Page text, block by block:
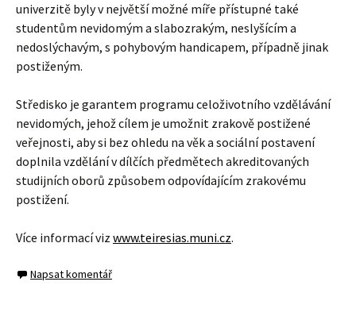
univerzitě byly v největší možné míře přístupné také
studentům nevidomým a slabozrakým, neslyšícím a
nedoslýchavým, s pohybovým handicapem, případně jinak
postiženým.
Středisko je garantem programu celoživotního vzdělávání
nevidomých, jehož cílem je umožnit zrakově postižené
veřejnosti, aby si bez ohledu na věk a sociální postavení
doplnila vzdělání v dílčích předmětech akreditovaných
studijních oborů způsobem odpovídajícím zrakovému
postižení.
Více informací viz www.teiresias.muni.cz.
Napsat komentář